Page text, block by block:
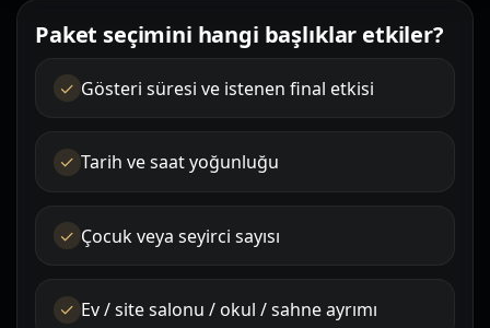
Paket seçimini hangi başlıklar etkiler?
Gösteri süresi ve istenen final etkisi
Tarih ve saat yoğunluğu
Çocuk veya seyirci sayısı
Ev / site salonu / okul / sahne ayrımı